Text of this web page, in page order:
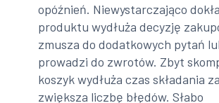
opóźnień. Niewystarczająco
produktu wydłuża decyzję
zmusza do dodatkowych pytań
prowadzi do zwrotów. Zbyt
koszyk wydłuża czas składania
zwiększa liczbę błędów. Słabo